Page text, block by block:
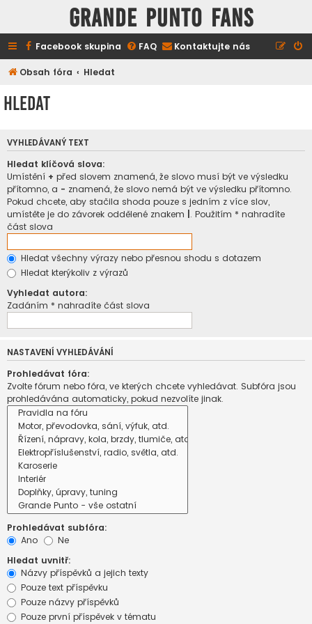
GRANDE PUNTO FANS
Facebook skupina FAQ Kontaktujte nás
Obsah fóra Hledat
Hledat
VYHLEDÁVANÝ TEXT
Hledat klíčová slova:
Umístění + před slovem znamená, že slovo musí být ve výsledku
přítomno, a - znamená, že slovo nemá být ve výsledku přítomno.
Pokud chcete, aby stačila shoda pouze s jedním z více slov,
umístěte je do závorek oddělené znakem . Použitím * nahradíte
část slova
Hledat všechny výrazy nebo přesnou shodu s dotazem
Hledat kterýkoliv z výrazů
Vyhledat autora:
Zadáním * nahradíte část slova
NASTAVENÍ VYHLEDÁVÁNÍ
Prohledávat fóra:
Zvolte fórum nebo fóra, ve kterých chcete vyhledávat. Subfóra jsou
prohledávána automaticky, pokud nezvolíte jinak.
Prohledávat subfóra:
Ano
Ne
Hledat uvnitř:
Názvy příspěvků a jejich texty
Pouze text příspěvku
Pouze názvy příspěvků
Pouze první příspěvek v tématu